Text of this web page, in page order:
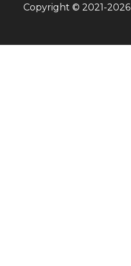
Copyright © 2021-2026